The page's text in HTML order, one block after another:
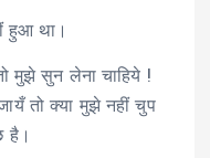
हुआ था।
मुझे सुन लेना चाहिये !
तो क्या मुझे नहीं चुप
है।